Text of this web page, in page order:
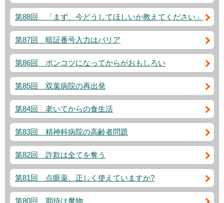
第88回 「まず、今どうしてほしいか教えてください」
第87回 暗証番号入力はバリア
第86回 ポンコツになってからがおもしろい
第85回 双葉病院の再出発
第84回 老いてからの食生活
第83回 精神科病院の高齢者問題
第82回 詐欺は全てを奪う
第81回 点眼薬、正しく使えていますか?
第80回 期待は魔物